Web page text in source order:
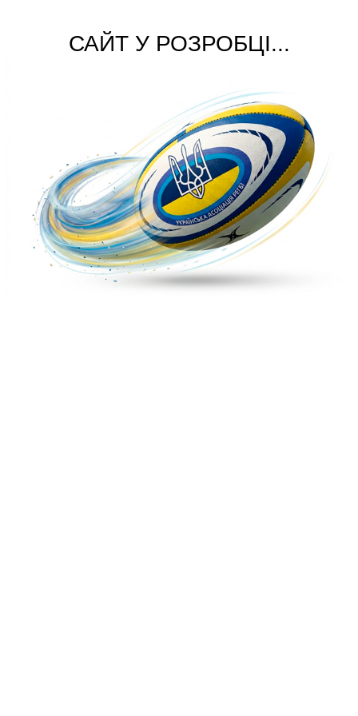
САЙТ У РОЗРОБЦІ...